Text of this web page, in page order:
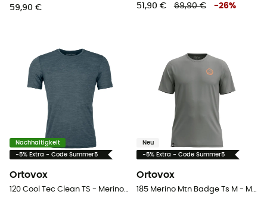
59,90 € 51,90 € 69,90 € -26%
Nachhaltigkeit
-5% Extra - Code Summer5
Ortovox
120 Cool Tec Clean TS - Merinounterwäsche - Herren
Neu
-5% Extra - Code Summer5
Ortovox
185 Merino Mtn Badge Ts M - Merinoshirt - Herren